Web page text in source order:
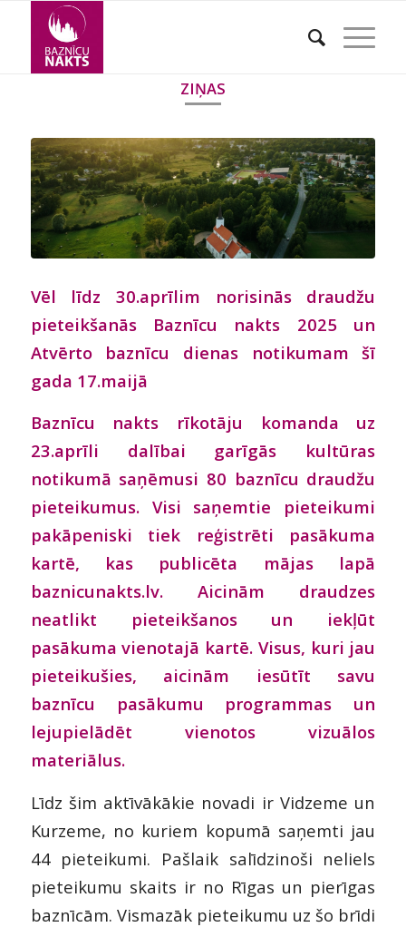
ZIŅAS
Vēl līdz 30.aprīlim norisinās draudžu
pieteikšanās Baznīcu nakts 2025 un
Atvērto baznīcu dienas notikumam šī
gada 17.maijā
Baznīcu nakts rīkotāju komanda uz
23.aprīli dalībai garīgās kultūras
notikumā saņēmusi 80 baznīcu draudžu
pieteikumus. Visi saņemtie pieteikumi
pakāpeniski tiek reģistrēti pasākuma
kartē, kas publicēta mājas lapā
baznicunakts.lv. Aicinām draudzes
neatlikt pieteikšanos un iekļūt
pasākuma vienotajā kartē. Visus, kuri jau
pieteikušies, aicinām iesūtīt savu
baznīcu pasākumu programmas un
lejupielādēt vienotos vizuālos
materiālus.
Līdz šim aktīvākākie novadi ir Vidzeme un
Kurzeme, no kuriem kopumā saņemti jau
44 pieteikumi. Pašlaik salīdzinoši neliels
pieteikumu skaits ir no Rīgas un pierīgas
baznīcām. Vismazāk pieteikumu uz šo brīdi